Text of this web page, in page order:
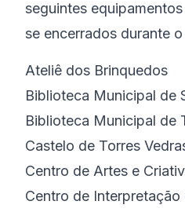
seguintes
se encerrados durante
Ateliê dos Brinquedos
Biblioteca Municipal de
Biblioteca Municipal de
Castelo de Torres
Centro de Artes e
Centro de